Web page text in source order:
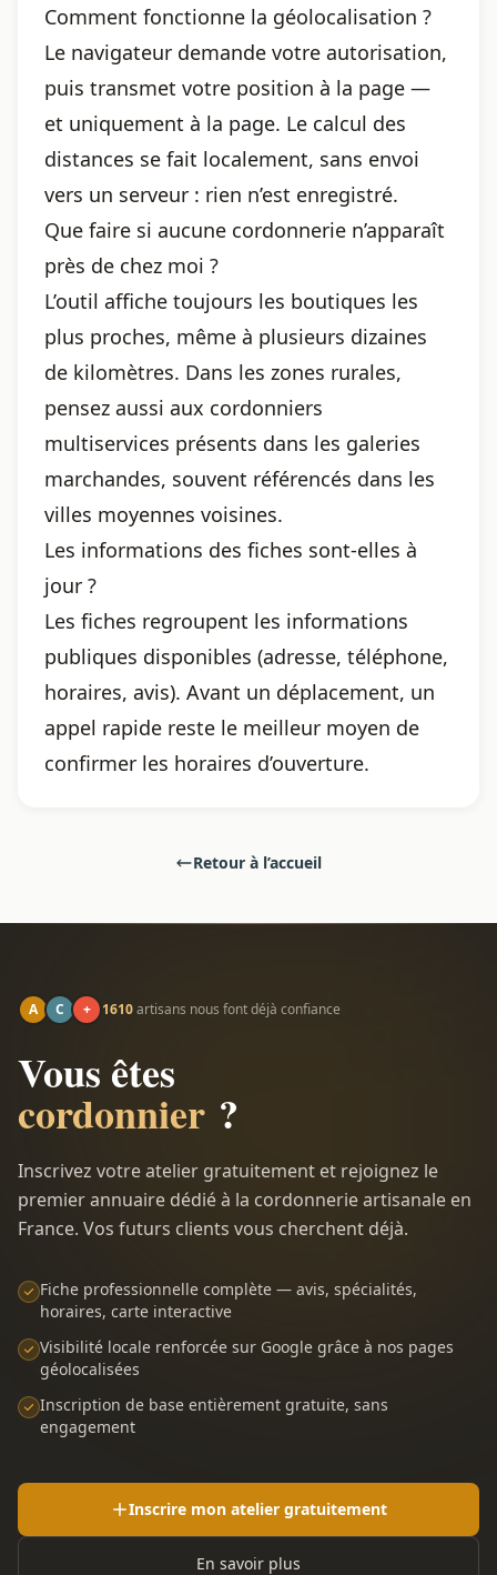
Comment fonctionne la géolocalisation ?
Le navigateur demande votre autorisation,
puis transmet votre position à la page —
et uniquement à la page. Le calcul des
distances se fait localement, sans envoi
vers un serveur : rien n’est enregistré.
Que faire si aucune cordonnerie n’apparaît
près de chez moi ?
L’outil affiche toujours les boutiques les
plus proches, même à plusieurs dizaines
de kilomètres. Dans les zones rurales,
pensez aussi aux cordonniers
multiservices présents dans les galeries
marchandes, souvent référencés dans les
villes moyennes voisines.
Les informations des fiches sont-elles à
jour ?
Les fiches regroupent les informations
publiques disponibles (adresse, téléphone,
horaires, avis). Avant un déplacement, un
appel rapide reste le meilleur moyen de
confirmer les horaires d’ouverture.
Retour à l’accueil
A C + 1610artisans nous font déjà confiance
Vous êtes
cordonnier ?
Inscrivez votre atelier gratuitement et rejoignez le
premier annuaire dédié à la cordonnerie artisanale en
France. Vos futurs clients vous cherchent déjà.
Fiche professionnelle complète — avis, spécialités,
horaires, carte interactive
Visibilité locale renforcée sur Google grâce à nos pages
géolocalisées
Inscription de base entièrement gratuite, sans
engagement
Inscrire mon atelier gratuitement
En savoir plus